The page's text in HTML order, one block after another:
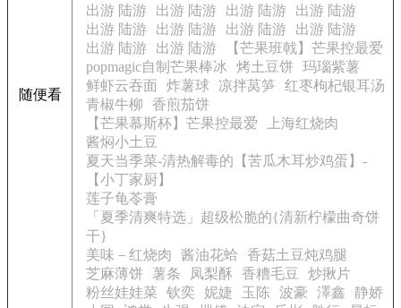
随便看
出游 陆游
出游 陆游 出游 陆游
出游 陆游
出游 陆游
出游 陆游 出游 陆游
出游 陆游
出游 陆游
出游 陆游
【芒果班戟】芒果控最爱
popmagic自制芒果棒冰
烤土豆饼
玛瑙紫薯
鲜虾云吞面
炸薯球 凉拌莴笋
红枣枸杞银耳汤
青椒牛柳
香煎茄饼
【芒果慕斯杯】芒果控最爱
上海红烧肉
酱焖小土豆
夏天当季菜-清热解毒的【苦瓜木耳炒鸡蛋】-
【小丁家厨】
莲子龟苓膏
「夏季清爽特选」超级松脆的{清新柠檬曲奇饼
干}
美味－红烧肉
酱油花蛤
香菇土豆炖鸡腿
芝麻薄饼
薯条 凤梨酥 香糟毛豆
炒揪片
粉丝娃娃菜
钦奕 妮婕 玉陈 波豪 澤鑫
静娇